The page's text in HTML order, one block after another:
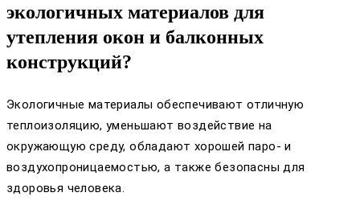
экологичных материалов для
утепления окон и балконных
конструкций?
Экологичные материалы обеспечивают отличную
теплоизоляцию, уменьшают воздействие на
окружающую среду, обладают хорошей паро- и
воздухопроницаемостью, а также безопасны для
здоровья человека.